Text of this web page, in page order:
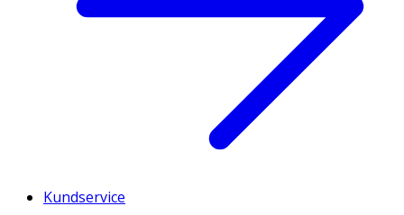
Kundservice